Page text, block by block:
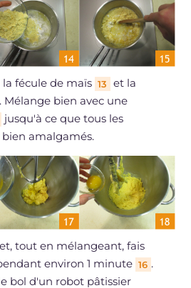
fécule de maïs 13
et la
. Mélange bien avec une
jusqu'à ce que tous les
amalgamés.
tout en mélangeant, fais
environ 1 minute 16 .
bol d'un robot pâtissier